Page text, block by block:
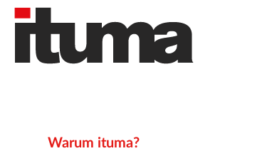
Warum ituma?